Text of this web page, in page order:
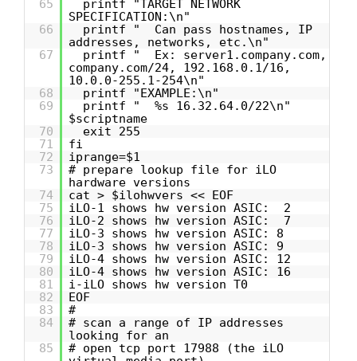
65
printf "TARGET NETWORK
SPECIFICATION:\n"
66
printf " Can pass hostnames, IP
addresses, networks, etc.\n"
67
printf " Ex: server1.company.com,
company.com/24, 192.168.0.1/16,
10.0.0-255.1-254\n"
68
printf "EXAMPLE:\n"
69
printf " %s 16.32.64.0/22\n"
$scriptname
70
exit 255
71
fi
72
iprange=$1
73
# prepare lookup file for iLO
hardware versions
74
cat > $ilohwvers << EOF
75
iLO-1 shows hw version ASIC: 2
76
iLO-2 shows hw version ASIC: 7
77
iLO-3 shows hw version ASIC: 8
78
iLO-3 shows hw version ASIC: 9
79
iLO-4 shows hw version ASIC: 12
80
iLO-4 shows hw version ASIC: 16
81
i-iLO shows hw version T0
82
EOF
83
#
84
# scan a range of IP addresses
looking for an
85
# open tcp port 17988 (the iLO